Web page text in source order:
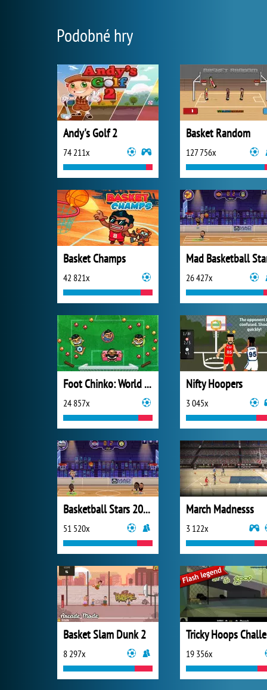
Podobné hry
Andy's Golf 2
74 211x
Basket Random
127 756x
Basket Champs
42 821x
Mad Basketball
26 427x
Foot Chinko: World Cup 2018
24 857x
Nifty Hoopers
3 045x
Basketball Stars 2019
51 520x
March Madnesss
3 122x
Basket Slam Dunk 2
8 297x 19 356x